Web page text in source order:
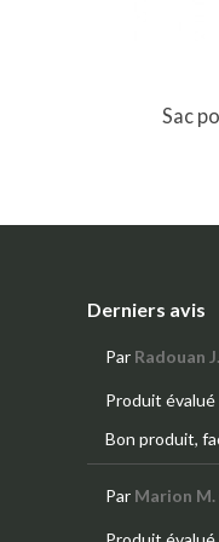
Sac
Derniers avis
Par Radouan J.
Produit évalué
Bon produit,
Par Marion M.